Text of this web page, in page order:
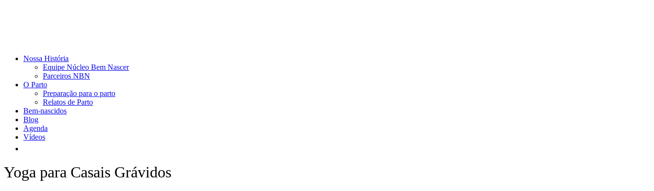
Nossa História
Equipe Núcleo Bem Nascer
Parceiros NBN
O Parto
Preparação para o parto
Relatos de Parto
Bem-nascidos
Blog
Agenda
Vídeos
Yoga para Casais Grávidos